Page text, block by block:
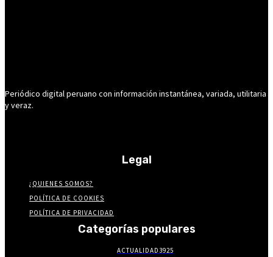
Periódico digital peruano con información instantánea, variada, utilitaria
y veraz.
Legal
¿QUIENES SOMOS?
POLÍTICA DE COOKIES
POLÍTICA DE PRIVACIDAD
Categorías populares
ACTUALIDAD3925